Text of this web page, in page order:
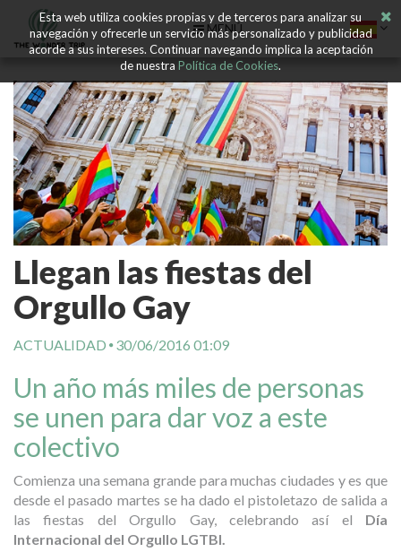
MENÚ
Llegan las fiestas del
Orgullo Gay
ACTUALIDAD 30/06/2016 01:09
Un año más miles de personas
se unen para dar voz a este
colectivo
Comienza una semana grande para muchas ciudades y es que
desde el pasado martes se ha dado el pistoletazo de salida a
las fiestas del Orgullo Gay, celebrando así el Día
Internacional del Orgullo LGTBI.
Esta web utiliza cookies propias y de terceros para analizar su
navegación y ofrecerle un servicio más personalizado y publicidad
acorde a sus intereses. Continuar navegando implica la aceptación
de nuestra Política de Cookies.